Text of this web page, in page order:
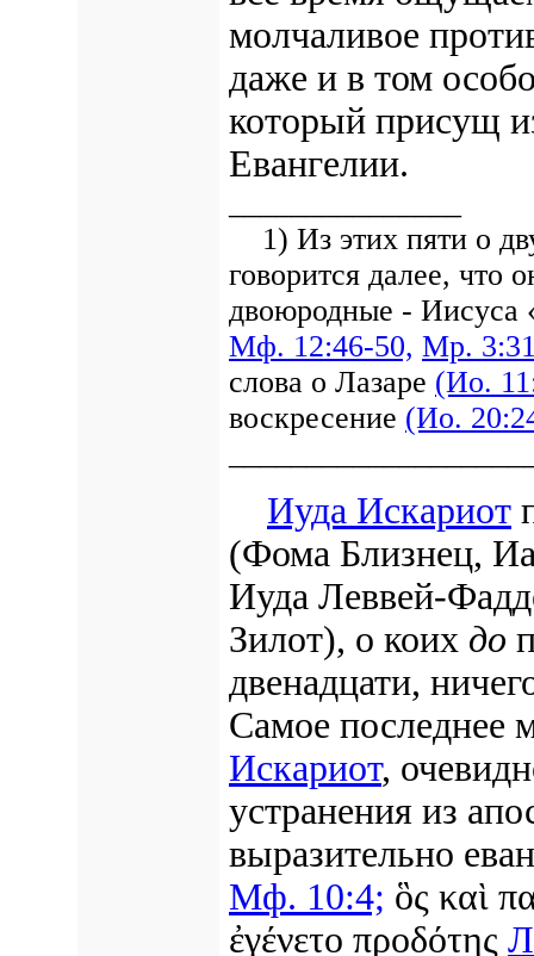
молчаливое
даже и в том
который присущ
Евангелии.
1) Из этих пяти о
говорится далее, что
двоюродные - Иисуса
Mф. 12:46-50, Мр.
слова о Лазаре (Иο.
воскресение (Иο.
Иуда Искариот
(Фома Близнец,
Иуда Леввей-
Зилот), о коих до
двенадцати,
Самое последнее
Искариот,
устранения из
выразительно
Мф. 10:4; ὃς καὶ
ἐγένετο προδότης